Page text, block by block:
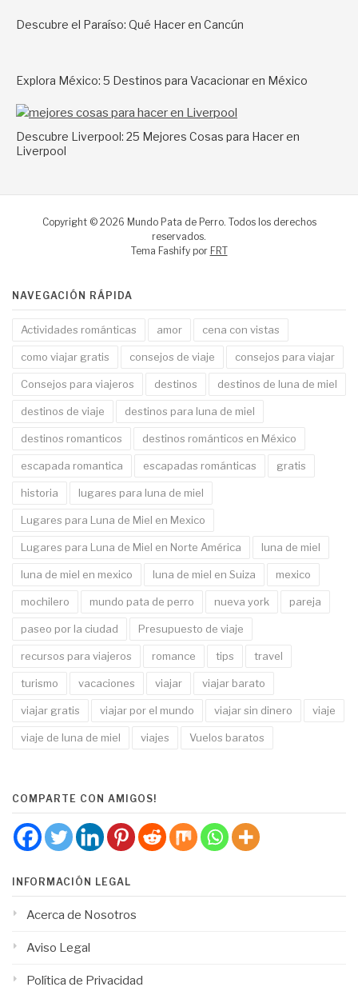
Descubre el Paraíso: Qué Hacer en Cancún
Explora México: 5 Destinos para Vacacionar en México
Descubre Liverpool: 25 Mejores Cosas para Hacer en
Liverpool
Copyright © 2026 Mundo Pata de Perro. Todos los derechos
reservados.
Tema Fashify por FRT
NAVEGACIÓN RÁPIDA
Actividades románticas amor cena con vistas
como viajar gratis consejos de viaje consejos para viajar
Consejos para viajeros destinos destinos de luna de miel
destinos de viaje destinos para luna de miel
destinos romanticos destinos románticos en México
escapada romantica escapadas románticas gratis
historia lugares para luna de miel
Lugares para Luna de Miel en Mexico
Lugares para Luna de Miel en Norte América luna de miel
luna de miel en mexico luna de miel en Suiza mexico
mochilero mundo pata de perro nueva york pareja
paseo por la ciudad Presupuesto de viaje
recursos para viajeros romance tips travel
turismo vacaciones viajar viajar barato
viajar gratis viajar por el mundo viajar sin dinero viaje
viaje de luna de miel viajes Vuelos baratos
COMPARTE CON AMIGOS!
INFORMACIÓN LEGAL
Acerca de Nosotros
Aviso Legal
Política de Privacidad